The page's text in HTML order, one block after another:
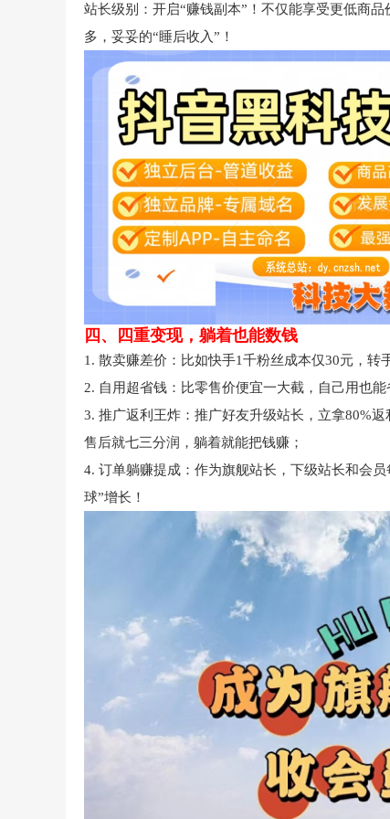
站长级别：开启“赚钱副本”！不仅能享受更低商
多，妥妥的“睡后收入”！
四、四重变现，躺着也能数钱
1. 散卖赚差价：比如快手1千粉丝成本仅30元，
2. 自用超省钱：比零售价便宜一大截，自己用也能
3. 推广返利王炸：推广好友升级站长，立拿80%
售后就七三分润，躺着就能把钱赚；
4. 订单躺赚提成：作为旗舰站长，下级站长和会
球”增长！